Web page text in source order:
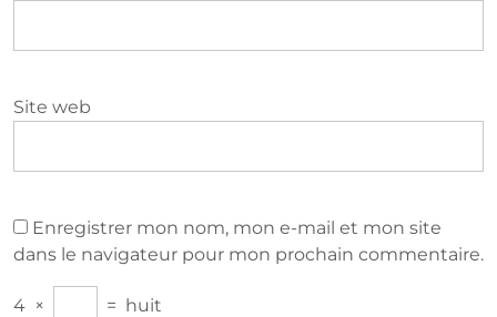
Site web
Enregistrer mon nom, mon e-mail et mon site
dans le navigateur pour mon prochain commentaire.
4 × = huit